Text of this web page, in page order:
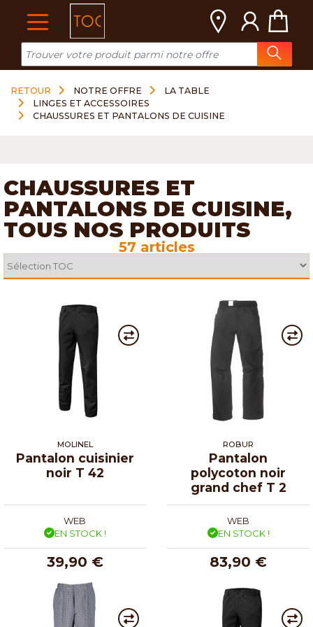
RETOUR NOTRE OFFRE
LA TABLE
LINGES ET ACCESSOIRES
CHAUSSURES ET PANTALONS DE CUISINE
CHAUSSURES ET
PANTALONS DE CUISINE,
TOUS NOS PRODUITS
57 articles
MOLINEL
Pantalon cuisinier
noir T 42
WEB
EN STOCK !
39,90 €
ROBUR
Pantalon
polycoton noir
grand chef T 2
WEB
EN STOCK !
83,90 €
Cookies management panel